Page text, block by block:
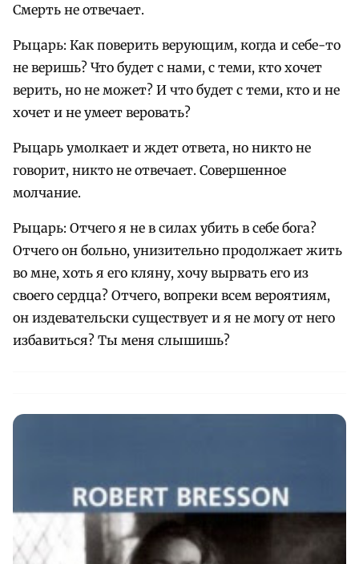
Смерть не отвечает.
Рыцарь: Как поверить верующим, когда и себе-то
не веришь? Что будет с нами, с теми, кто хочет
верить, но не может? И что будет с теми, кто и не
хочет и не умеет веровать?
Рыцарь умолкает и ждет ответа, но никто не
говорит, никто не отвечает. Совершенное
молчание.
Рыцарь: Отчего я не в силах убить в себе бога?
Отчего он больно, унизительно продолжает жить
во мне, хоть я его кляну, хочу вырвать его из
своего сердца? Отчего, вопреки всем вероятиям,
он издевательски существует и я не могу от него
избавиться? Ты меня слышишь?